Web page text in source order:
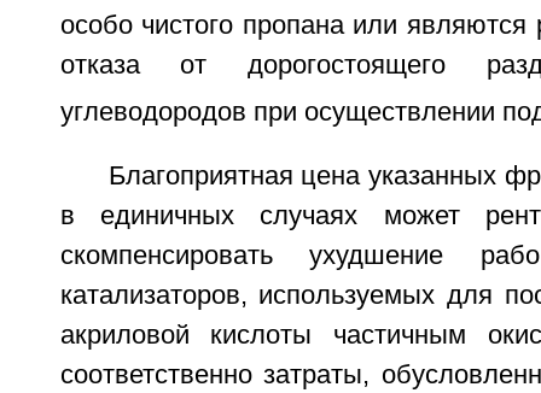
особо чистого пропана или являются
отказа от дорогостоящего
углеводородов при осуществлении
Благоприятная цена указанных
в единичных случаях может
скомпенсировать ухудшение
катализаторов, используемых для
акриловой кислоты частичным
соответственно затраты,